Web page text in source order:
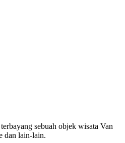
sebuah objek wisata Van
dan lain-lain.